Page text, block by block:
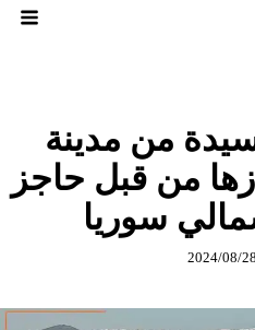
من مدينة
من قبل حاجز
سوريا